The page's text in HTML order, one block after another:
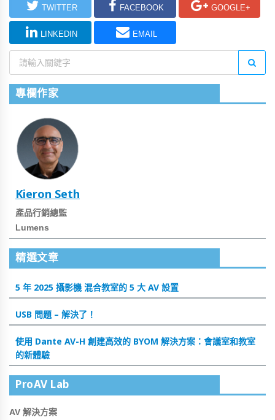
TWITTER FACEBOOK GOOGLE+
LINKEDIN EMAIL
專欄作家
Kieron Seth
產品行銷總監
Lumens
精選文章
5 年 2025 攝影機 混合教室的 5 大 AV 設置
USB 問題 – 解決了！
使用 Dante AV-H 創建高效的 BYOM 解決方案：會議室和教室
的新體驗
ProAV Lab
AV 解決方案